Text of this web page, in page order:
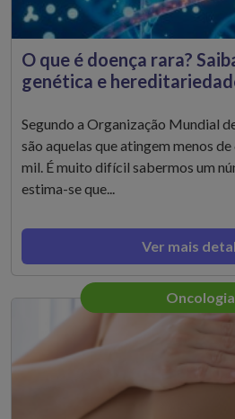
O que é doença rara?
genética e
Segundo a Organização Mundial
são aquelas que atingem menos
mil. É muito difícil sabermos um
estima-se que...
Ver mais
Oncologia